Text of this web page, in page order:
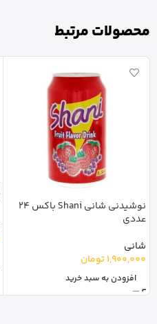
محصولات مرتبط
نوشیدنی شانی Shani باکس 24
عددی
شانی
1,900,000تومان
افزودن به سبد خرید